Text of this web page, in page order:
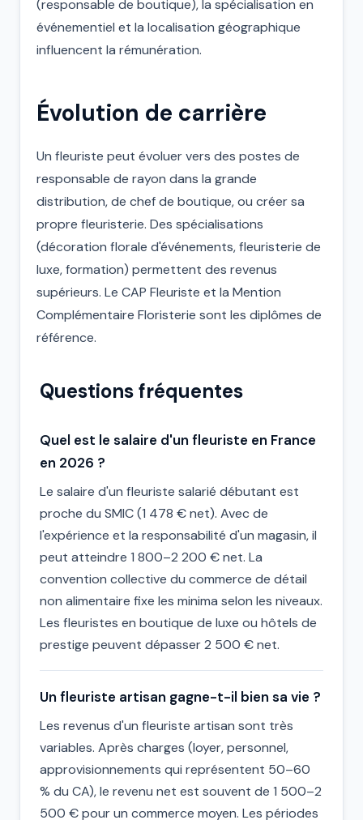
(responsable de boutique), la spécialisation en
événementiel et la localisation géographique
influencent la rémunération.
Évolution de carrière
Un fleuriste peut évoluer vers des postes de
responsable de rayon dans la grande
distribution, de chef de boutique, ou créer sa
propre fleuristerie. Des spécialisations
(décoration florale d'événements, fleuristerie de
luxe, formation) permettent des revenus
supérieurs. Le CAP Fleuriste et la Mention
Complémentaire Floristerie sont les diplômes de
référence.
Questions fréquentes
Quel est le salaire d'un fleuriste en France
en 2026 ?
Le salaire d'un fleuriste salarié débutant est
proche du SMIC (1 478 € net). Avec de
l'expérience et la responsabilité d'un magasin, il
peut atteindre 1 800–2 200 € net. La
convention collective du commerce de détail
non alimentaire fixe les minima selon les niveaux.
Les fleuristes en boutique de luxe ou hôtels de
prestige peuvent dépasser 2 500 € net.
Un fleuriste artisan gagne-t-il bien sa vie ?
Les revenus d'un fleuriste artisan sont très
variables. Après charges (loyer, personnel,
approvisionnements qui représentent 50–60
% du CA), le revenu net est souvent de 1 500–2
500 € pour un commerce moyen. Les périodes